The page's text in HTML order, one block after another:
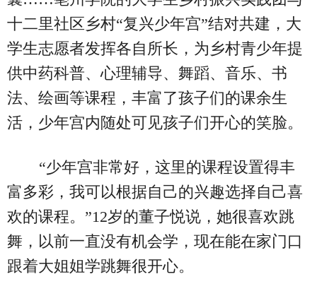
十二里社区乡村“复兴少年宫”结对共建，大
学生志愿者发挥各自所长，为乡村青少年提
供中药科普、心理辅导、舞蹈、音乐、书
法、绘画等课程，丰富了孩子们的课余生
活，少年宫内随处可见孩子们开心的笑脸。
“少年宫非常好，这里的课程设置得丰
富多彩，我可以根据自己的兴趣选择自己喜
欢的课程。”12岁的董子悦说，她很喜欢跳
舞，以前一直没有机会学，现在能在家门口
跟着大姐姐学跳舞很开心。